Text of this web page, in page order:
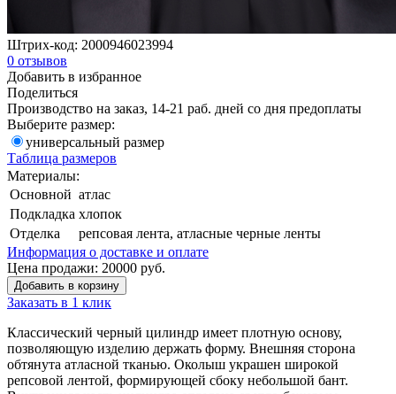
Штрих-код: 2000946023994
0 отзывов
Добавить в избранное
Поделиться
Производство на заказ, 14-21 раб. дней со дня предоплаты
Выберите размер:
универсальный размер
Таблица размеров
Материалы:
Основной атлас
Подкладка хлопок
Отделка
репсовая лента, атласные черные ленты
Информация о доставке и оплате
Цена продажи: 20000 руб.
Добавить в корзину
Заказать в 1 клик
Классический черный цилиндр имеет плотную основу,
позволяющую изделию держать форму. Внешняя сторона
обтянута атласной тканью. Околыш украшен широкой
репсовой лентой, формирующей сбоку небольшой бант.